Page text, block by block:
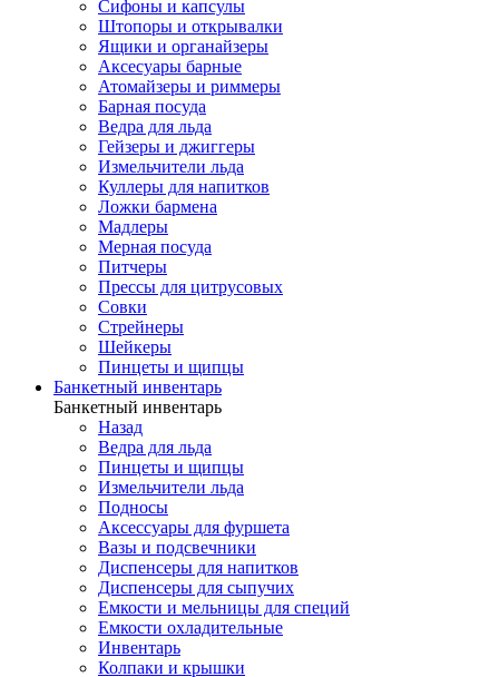
Сифоны и капсулы
Штопоры и открывалки
Ящики и органайзеры
Аксесуары барные
Атомайзеры и риммеры
Барная посуда
Ведра для льда
Гейзеры и джиггеры
Измельчители льда
Куллеры для напитков
Ложки бармена
Мадлеры
Мерная посуда
Питчеры
Прессы для цитрусовых
Совки
Стрейнеры
Шейкеры
Пинцеты и щипцы
Банкетный инвентарь
Банкетный инвентарь
Назад
Ведра для льда
Пинцеты и щипцы
Измельчители льда
Подносы
Аксессуары для фуршета
Вазы и подсвечники
Диспенсеры для напитков
Диспенсеры для сыпучих
Емкости и мельницы для специй
Емкости охладительные
Инвентарь
Колпаки и крышки